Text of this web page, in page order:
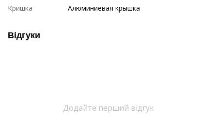
Кришка
Алюминиевая крышка
Відгуки
Додайте перший відгук